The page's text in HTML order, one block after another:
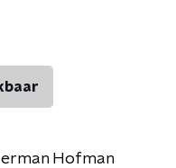
Hofman